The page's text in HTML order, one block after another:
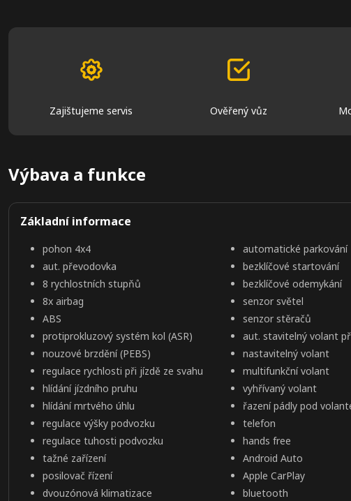
Zajištujeme servis Ověřený vůz
Výbava a funkce
Základní informace
pohon 4x4
aut. převodovka
8 rychlostních stupňů
8x airbag
ABS
protiprokluzový systém kol (ASR)
nouzové brzdění (PEBS)
regulace rychlosti při jízdě ze svahu
hlídání jízdního pruhu
hlídání mrtvého úhlu
regulace výšky podvozku
regulace tuhosti podvozku
tažné zařízení
posilovač řízení
dvouzónová klimatizace
automatické parkování
bezklíčové startování
bezklíčové odemykání
senzor světel
senzor stěračů
aut. stavitelný volant
nastavitelný volant
multifunkční volant
vyhřívaný volant
řazení pádly pod
telefon
hands free
Android Auto
Apple CarPlay
bluetooth